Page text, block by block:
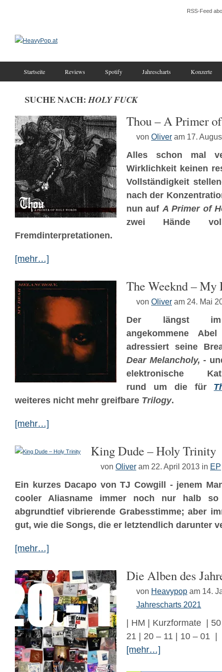
RSS-Feed
Startseite Reviews Spotify Jahrescharts Konzerte
SUCHE NACH:HOLY FUCK
Thou – A Primer
von Oliver am 17.
Alles schon mal
Wirklichkeit keinen
Vollständigkeit
nach der
nun auf A Primer of
zwei Hände
Fremdinterpretationen.
[mehr…]
The Weeknd – My
von Oliver am 24. Mai
Der längst im
angekommene
adressiert seine
Dear Melancholy, -
elektronische
rund um die für
weiteres nicht mehr greifbare Trilogy.
[mehr…]
King Dude – Holy Trinity
von Oliver am 22. April 2013 in EP
Ein kurzes Dacapo von TJ Cowgill - jenem
cooler Aliasname immer noch nur halb
abgrundtief vibrierende Grabesstimme; aber
gut, wie die Songs, die er letztendlich darunter
[mehr…]
Die Alben des
von Heavypop am 14.
Jahrescharts 2021
| HM | Kurzformate |
21 | 20 – 11 | 10 – 01 |
[mehr…]